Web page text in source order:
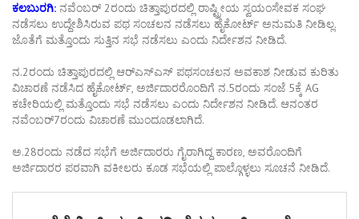
ಕಲಬುರಗಿ: ನವೆಂಬರ್‌ 2ರಂದು ಚಿತ್ತಾಪುರದಲ್ಲಿ ರಾಷ್ಟ್ರೀಯ ಸ್ವಯಂಸೇವಕ ಸಂಘ
ನಡೆಸಲು ಉದ್ದೇಶಿಸಿರುವ ಪಥ ಸಂಚಲನ ನಡೆಸಲು ಹೈಕೋರ್ಟ್‌ ಅನುಮತಿ ನೀಡಿಲ್ಲ.
ಜೊತೆಗೆ ಮತ್ತೊಂದು ಸುತ್ತಿನ ಸಭೆ ನಡೆಸಲು ಎಂದು ನಿರ್ದೇಶನ ನೀಡಿದೆ.
ನ.2ರಂದು ಚಿತ್ತಾಪುರದಲ್ಲಿ ಆರ್‌ಎಸ್‌ಎಸ್‌ ಪಥಸಂಚಲನ ಅವಕಾಶ ನೀಡುವ ಕುರಿತು
ವಿಚಾರಣೆ ನಡೆಸಿದ ಹೈಕೋರ್ಟ್, ಅರ್ಜಿದಾರರೊಂದಿಗೆ ನ.5ರಂದು ಸಂಜೆ 5ಕ್ಕೆ AG
ಕಚೇರಿಯಲ್ಲಿ ಮತ್ತೊಂದು ಸಭೆ ನಡೆಸಲು ಎಂದು ನಿರ್ದೇಶನ ನೀಡಿದೆ. ಆನಂತರ
ನವೆಂಬರ್‌7ರಂದು ವಿಚಾರಣೆ ಮುಂದೂಡಲಾಗಿದೆ.
ಅ.28ರಂದು ನಡೆದ ಸಭೆಗೆ ಅರ್ಜಿದಾರರು ಗೈರಾಗಿದ್ದ ಕಾರಣ, ಅವರೊಂದಿಗೆ
ಅರ್ಜಿದಾರರ ಪರವಾಗಿ ವಕೀಲರು ಕೂಡ ಸಭೆಯಲ್ಲಿ ಪಾಲ್ಗೊಳ್ಳಲು ಸೂಚನೆ ನೀಡಿದೆ.